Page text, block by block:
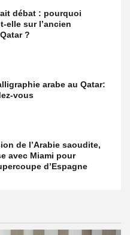
débat : pourquoi
elle sur l’ancien
?
arabe au Qatar:
vous
de l’Arabie saoudite,
avec Miami pour
d’Espagne